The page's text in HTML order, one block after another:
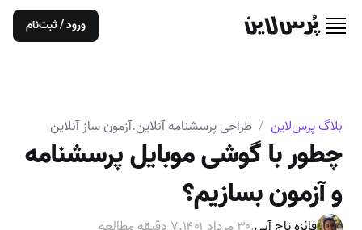
ورود / ثبت‌نام
بلاگ پرس‌لاین / طراحی پرسشنامه آنلاین.آزمون ساز آنلاین
چطور با گوشی موبایل پرسشنامه
و آزمون بسازیم؟